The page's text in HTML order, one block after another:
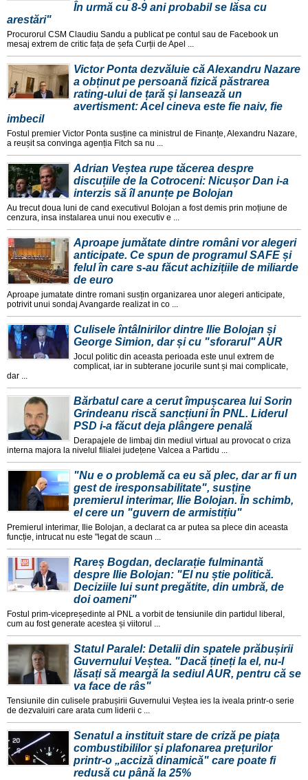
În urmă cu 8-9 ani probabil se lăsa cu
arestări"
Procurorul CSM Claudiu Sandu a publicat pe contul sau de Facebook un
mesaj extrem de critic fața de șefa Curții de Apel ...
Victor Ponta dezvăluie că Alexandru Nazare
a obținut pe persoană fizică păstrarea
rating-ului de țară și lansează un
avertisment: Acel cineva este fie naiv, fie
imbecil
Fostul premier Victor Ponta susține ca ministrul de Finanțe, Alexandru Nazare,
a reușit sa convinga agenția Fitch sa nu ...
Adrian Veștea rupe tăcerea despre
discuțiile de la Cotroceni: Nicușor Dan i-a
interzis să îl anunțe pe Bolojan
Au trecut doua luni de cand executivul Bolojan a fost demis prin moțiune de
cenzura, insa instalarea unui nou executiv e ...
Aproape jumătate dintre români vor alegeri
anticipate. Ce spun de programul SAFE și
felul în care s-au făcut achizițiile de miliarde
de euro
Aproape jumatate dintre romani susțin organizarea unor alegeri anticipate,
potrivit unui sondaj Avangarde realizat in co ...
Culisele întâlnirilor dintre Ilie Bolojan și
George Simion, dar și cu "sforarul" AUR
Jocul politic din aceasta perioada este unul extrem de
complicat, iar in subterane jocurile sunt și mai complicate,
dar ...
Bărbatul care a cerut împușcarea lui Sorin
Grindeanu riscă sancțiuni în PNL. Liderul
PSD i-a făcut deja plângere penală
Derapajele de limbaj din mediul virtual au provocat o criza
interna majora la nivelul filialei județene Valcea a Partidu ...
"Nu e o problemă ca eu să plec, dar ar fi un
gest de iresponsabilitate", susține
premierul interimar, Ilie Bolojan. În schimb,
el cere un "guvern de armistițiu"
Premierul interimar, Ilie Bolojan, a declarat ca ar putea sa plece din aceasta
funcție, intrucat nu este "legat de scaun ...
Rareș Bogdan, declarație fulminantă
despre Ilie Bolojan: "El nu știe politică.
Deciziile lui sunt pregătite, din umbră, de
doi oameni"
Fostul prim-vicepreședinte al PNL a vorbit de tensiunile din partidul liberal,
cum au fost generate acestea și viitorul ...
Statul Paralel: Detalii din spatele prăbușirii
Guvernului Veștea. "Dacă țineți la el, nu-l
lăsați să meargă la sediul AUR, pentru că se
va face de râs"
Tensiunile din culisele prabușirii Guvernului Veștea ies la iveala printr-o serie
de dezvaluiri care arata cum liderii c ...
Senatul a instituit stare de criză pe piața
combustibililor și plafonarea prețurilor
printr-o „acciză dinamică" care poate fi
redusă cu până la 25%